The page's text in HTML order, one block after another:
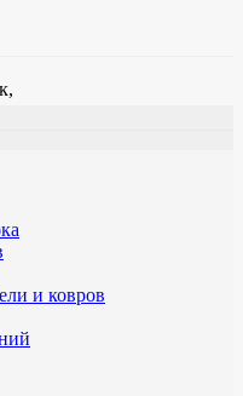
и ковров